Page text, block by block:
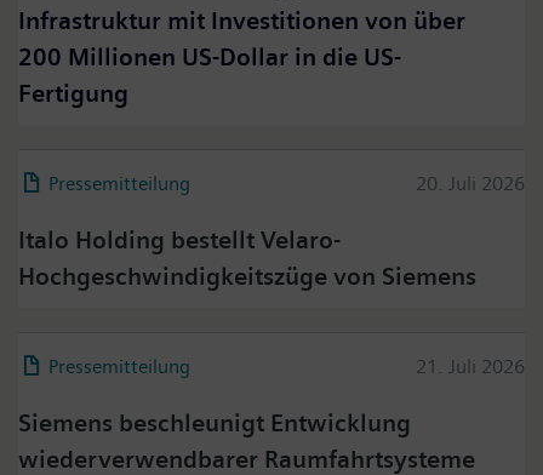
Infrastruktur mit Investitionen von über
200 Millionen US-Dollar in die US-
Fertigung
Pressemitteilung 20. Juli 2026
Italo Holding bestellt Velaro-
Hochgeschwindigkeitszüge von Siemens
Pressemitteilung 21. Juli 2026
Siemens beschleunigt Entwicklung
wiederverwendbarer Raumfahrtsysteme